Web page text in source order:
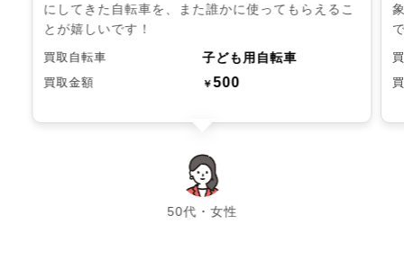
にしてきた自転車を、また誰かに使ってもらえるこ
とが嬉しいです！
買取自転車 子ども用自転車
買取金額 ￥500
50代・女性
chevron_left chevron_right